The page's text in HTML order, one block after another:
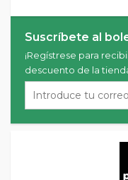
Suscríbete al
¡Regístrese para
descuento de la